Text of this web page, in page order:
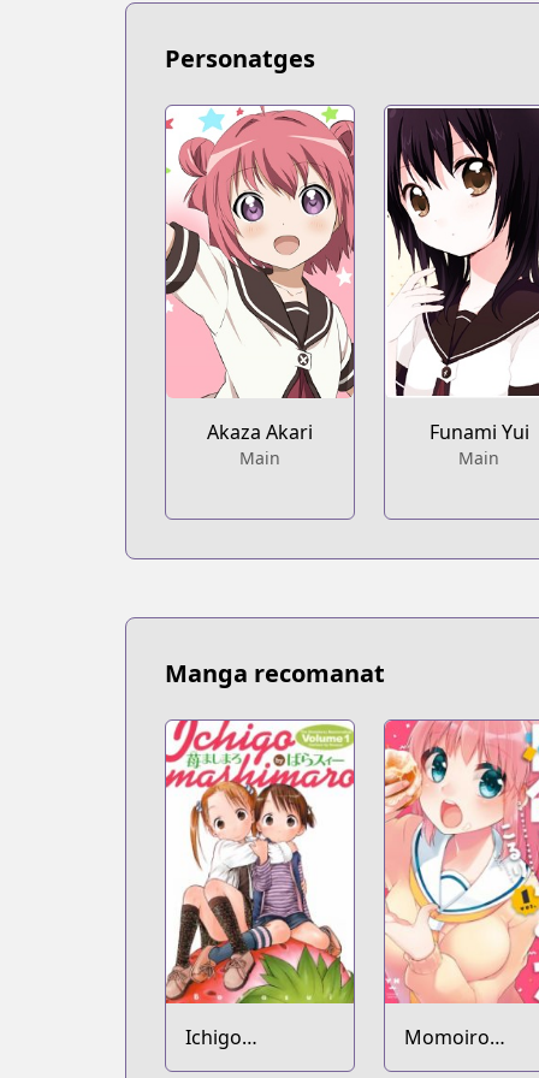
https://bookwalker.jp/series/1938/list
Personatges
Akaza Akari
Main
Funami Yui
Main
Manga recomanat
Ichigo
Mashimaro
Momoiro
Trance